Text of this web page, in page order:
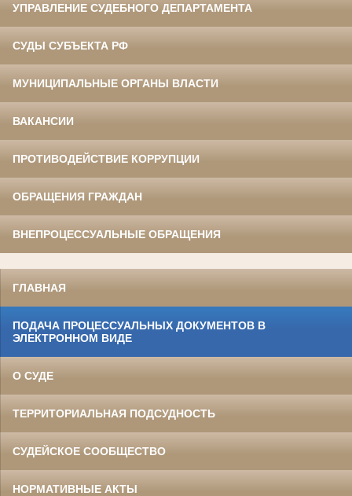
УПРАВЛЕНИЕ СУДЕБНОГО ДЕПАРТАМЕНТА
СУДЫ СУБЪЕКТА РФ
МУНИЦИПАЛЬНЫЕ ОРГАНЫ ВЛАСТИ
ВАКАНСИИ
ПРОТИВОДЕЙСТВИЕ КОРРУПЦИИ
ОБРАЩЕНИЯ ГРАЖДАН
ВНЕПРОЦЕССУАЛЬНЫЕ ОБРАЩЕНИЯ
ГЛАВНАЯ
ПОДАЧА ПРОЦЕССУАЛЬНЫХ ДОКУМЕНТОВ В
ЭЛЕКТРОННОМ ВИДЕ
О СУДЕ
ТЕРРИТОРИАЛЬНАЯ ПОДСУДНОСТЬ
СУДЕЙСКОЕ СООБЩЕСТВО
НОРМАТИВНЫЕ АКТЫ